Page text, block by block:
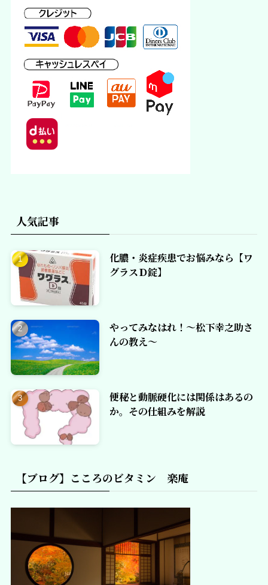
人気記事
化膿・炎症疾患でお悩みなら【ワ
グラスＤ錠】
やってみなはれ！～松下幸之助さ
んの教え～
便秘と動脈硬化には関係はあるの
か。その仕組みを解説
【ブログ】こころのビタミン 楽庵